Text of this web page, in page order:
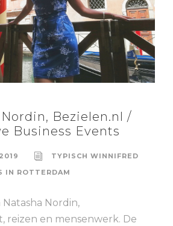
Nordin, Bezielen.nl /
Business Events
TYPISCH WINNIFRED
IN ROTTERDAM
Nordin,
reizen en mensenwerk. De